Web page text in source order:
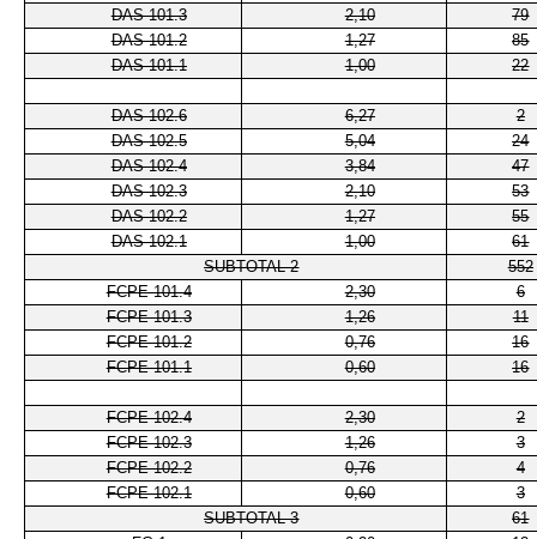
DAS 101.3
2,10
79
DAS 101.2
1,27
85
DAS 101.1
1,00 22
DAS 102.6 6,27
2
DAS 102.5
5,04
24
DAS 102.4
3,84
47
DAS 102.3
2,10
53
DAS 102.2
1,27
55
DAS 102.1
1,00
61
SUBTOTAL 2
552
FCPE 101.4
2,30
6
FCPE 101.3
1,26
11
FCPE 101.2
0,76
16
FCPE 101.1
0,60 16
FCPE 102.4 2,30
2
FCPE 102.3
1,26
3
FCPE 102.2
0,76
4
FCPE 102.1
0,60
3
SUBTOTAL 3
61